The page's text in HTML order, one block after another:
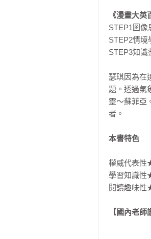
《漫畫大
STEP1圖像
STEP2情境
STEP3知識
瑟琪因為在
題。透過氣
靈～蘇菲亞
者。
本書特色
權威代表
學習知識
閱讀趣味
【國內老師